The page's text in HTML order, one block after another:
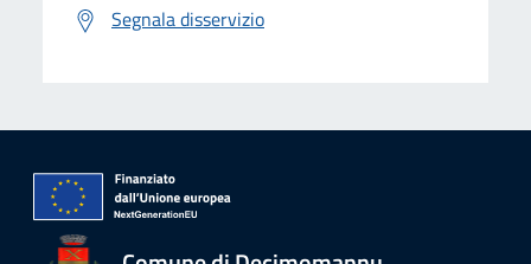
Segnala disservizio